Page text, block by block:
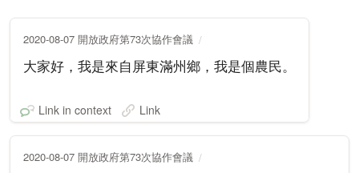
2020-08-07 開放政府第73次協作會議
大家好，我是來自屏東滿州鄉，我是個農民。
Link in context Link
2020-08-07 開放政府第73次協作會議